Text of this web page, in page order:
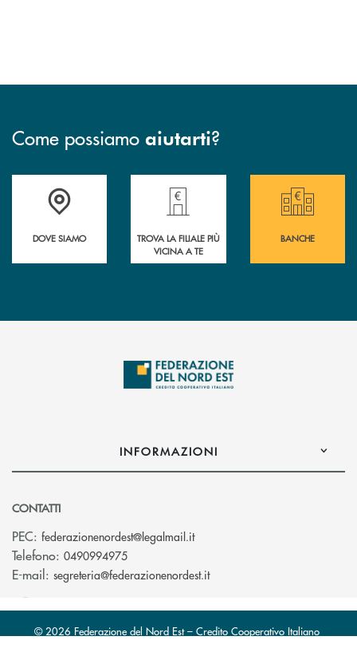
Come possiamo aiutarti?
Guarda dove è situata&nbsp; Federazione del Nord Est
DOVE SIAMO
Trova la filiale più vicina a te!
TROVA LA FILIALE PIÙ
VICINA A TE
Le Banche aderenti
BANCHE
INFORMAZIONI
CONTATTI
PEC: federazionenordest@legalmail.it(si apre l’app di posta
Telefono: 0490994975
E-mail: segreteria@federazionenordest.it(si apre l’app di posta
© 2026 Federazione del Nord Est – Credito Cooperativo Italiano